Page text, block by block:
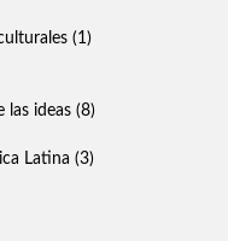
(1)
las ideas (8)
Latina (3)